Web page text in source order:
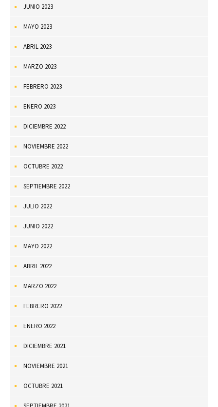
JUNIO 2023
MAYO 2023
ABRIL 2023
MARZO 2023
FEBRERO 2023
ENERO 2023
DICIEMBRE 2022
NOVIEMBRE 2022
OCTUBRE 2022
SEPTIEMBRE 2022
JULIO 2022
JUNIO 2022
MAYO 2022
ABRIL 2022
MARZO 2022
FEBRERO 2022
ENERO 2022
DICIEMBRE 2021
NOVIEMBRE 2021
OCTUBRE 2021